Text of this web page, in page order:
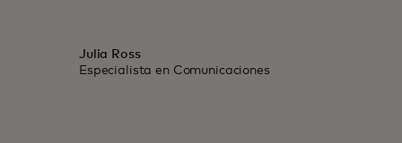
Julia Ross
Especialista en Comunicaciones